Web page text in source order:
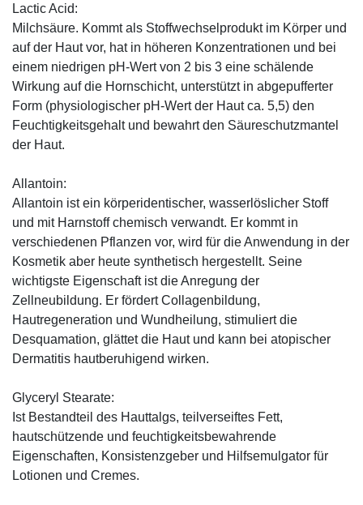
Lactic Acid:
Milchsäure. Kommt als Stoffwechselprodukt im Körper und
auf der Haut vor, hat in höheren Konzentrationen und bei
einem niedrigen pH-Wert von 2 bis 3 eine schälende
Wirkung auf die Hornschicht, unterstützt in abgepufferter
Form (physiologischer pH-Wert der Haut ca. 5,5) den
Feuchtigkeitsgehalt und bewahrt den Säureschutzmantel
der Haut.
Allantoin:
Allantoin ist ein körperidentischer, wasserlöslicher Stoff
und mit Harnstoff chemisch verwandt. Er kommt in
verschiedenen Pflanzen vor, wird für die Anwendung in der
Kosmetik aber heute synthetisch hergestellt. Seine
wichtigste Eigenschaft ist die Anregung der
Zellneubildung. Er fördert Collagenbildung,
Hautregeneration und Wundheilung, stimuliert die
Desquamation, glättet die Haut und kann bei atopischer
Dermatitis hautberuhigend wirken.
Glyceryl Stearate:
Ist Bestandteil des Hauttalgs, teilverseiftes Fett,
hautschützende und feuchtigkeitsbewahrende
Eigenschaften, Konsistenzgeber und Hilfsemulgator für
Lotionen und Cremes.